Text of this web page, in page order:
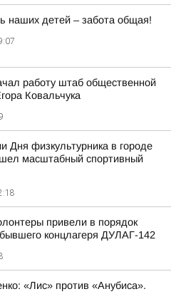
наших детей – забота общая!
работу штаб общественной
Ковальчука
Дня физкультурника в городе
масштабный спортивный
привели в порядок
концлагеря ДУЛАГ-142
«Лис» против «Анубиса».